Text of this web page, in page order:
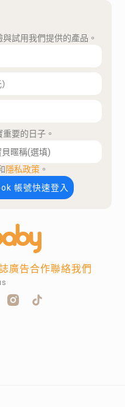
試用我們提供的產品。
要的日子。
隱私政策 。
帳號快速登入
廣告合作聯絡我們